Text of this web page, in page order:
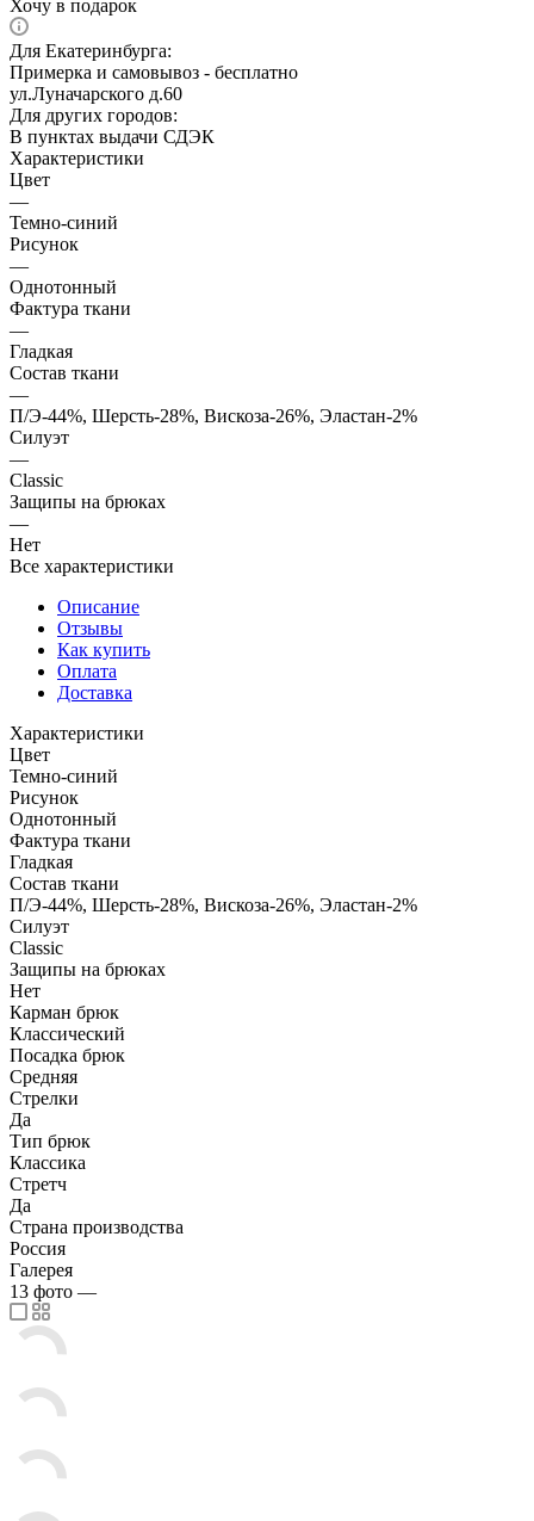
Хочу в подарок
Для Екатеринбурга:
Примерка и самовывоз - бесплатно
ул.Луначарского д.60
Для других городов:
В пунктах выдачи СДЭК
Характеристики
Цвет
—
Темно-синий
Рисунок
—
Однотонный
Фактура ткани
—
Гладкая
Состав ткани
—
П/Э-44%, Шерсть-28%, Вискоза-26%, Эластан-2%
Силуэт
—
Classic
Защипы на брюках
—
Нет
Все характеристики
Описание
Отзывы
Как купить
Оплата
Доставка
Характеристики
Цвет
Темно-синий
Рисунок
Однотонный
Фактура ткани
Гладкая
Состав ткани
П/Э-44%, Шерсть-28%, Вискоза-26%, Эластан-2%
Силуэт
Classic
Защипы на брюках
Нет
Карман брюк
Классический
Посадка брюк
Средняя
Стрелки
Да
Тип брюк
Классика
Стретч
Да
Страна производства
Россия
Галерея
13 фото —